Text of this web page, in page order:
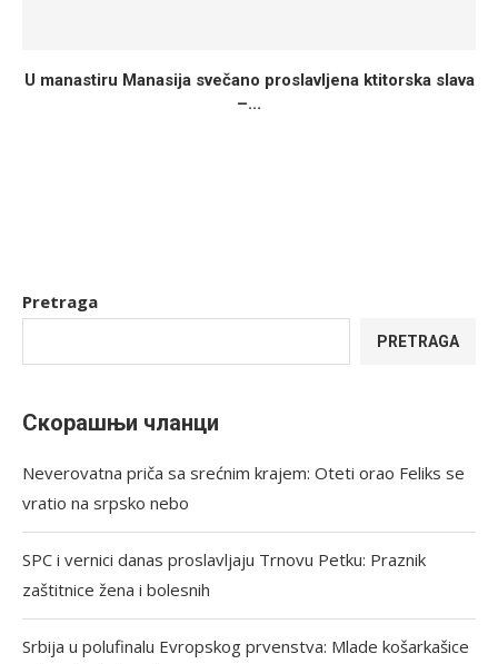
U manastiru Manasija svečano proslavljena ktitorska slava
–...
Pretraga
PRETRAGA
Скорашњи чланци
Neverovatna priča sa srećnim krajem: Oteti orao Feliks se
vratio na srpsko nebo
SPC i vernici danas proslavljaju Trnovu Petku: Praznik
zaštitnice žena i bolesnih
Srbija u polufinalu Evropskog prvenstva: Mlade košarkašice